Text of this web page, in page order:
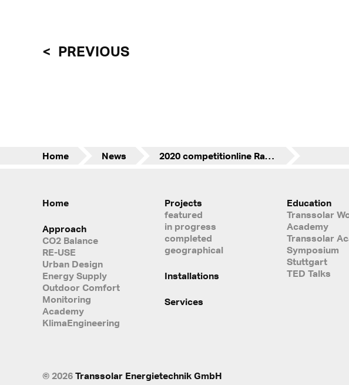
PREVIOUS
Home News 2020 competitionline Ranking
Home
Approach
CO2 Balance
RE-USE
Urban Design
Energy Supply
Outdoor Comfort
Monitoring
Academy
KlimaEngineering
Projects
featured
in progress
completed
geographical
Installations
Services
Education
Transsolar
Academy
Transsolar
Symposium
Stuttgart
TED Talks
© 2026 Transsolar Energietechnik GmbH